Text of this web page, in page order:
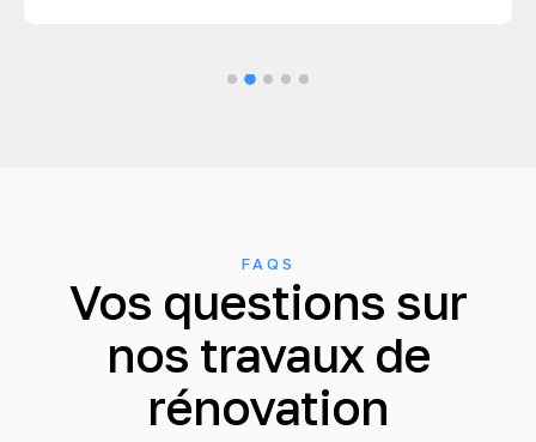
FAQS
Vos questions sur
nos travaux de
rénovation